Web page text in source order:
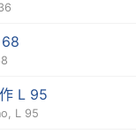
L 95
L 95